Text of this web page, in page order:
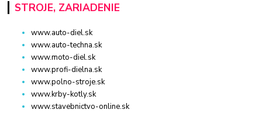
STROJE, ZARIADENIE
www.auto-diel.sk
www.auto-techna.sk
www.moto-diel.sk
www.profi-dielna.sk
www.polno-stroje.sk
www.krby-kotly.sk
www.stavebnictvo-online.sk